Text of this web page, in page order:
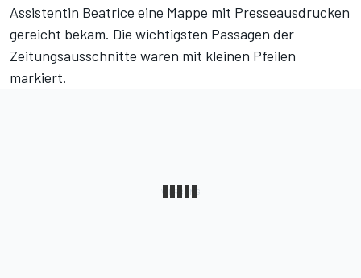
Assistentin Beatrice eine Mappe mit Presseausdrucken
gereicht bekam. Die wichtigsten Passagen der
Zeitungsausschnitte waren mit kleinen Pfeilen
markiert.